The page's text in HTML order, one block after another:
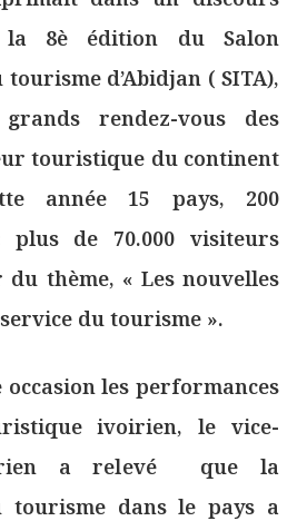
la 8è édition du Salon
d’Abidjan ( SITA),
rendez-vous des
touristique du continent
année 15 pays, 200
plus de 70.000 visiteurs
thème, « Les nouvelles
du tourisme ».
occasion les performances
ivoirien, le vice-
a relevé que la
tourisme dans le pays a